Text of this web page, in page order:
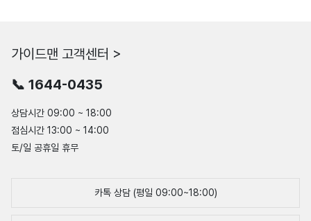
가이드맨 고객센터 >
📞 1644-0435
상담시간 09:00 ~ 18:00
점심시간 13:00 ~ 14:00
토/일 공휴일 휴무
카톡 상담 (평일 09:00~18:00)